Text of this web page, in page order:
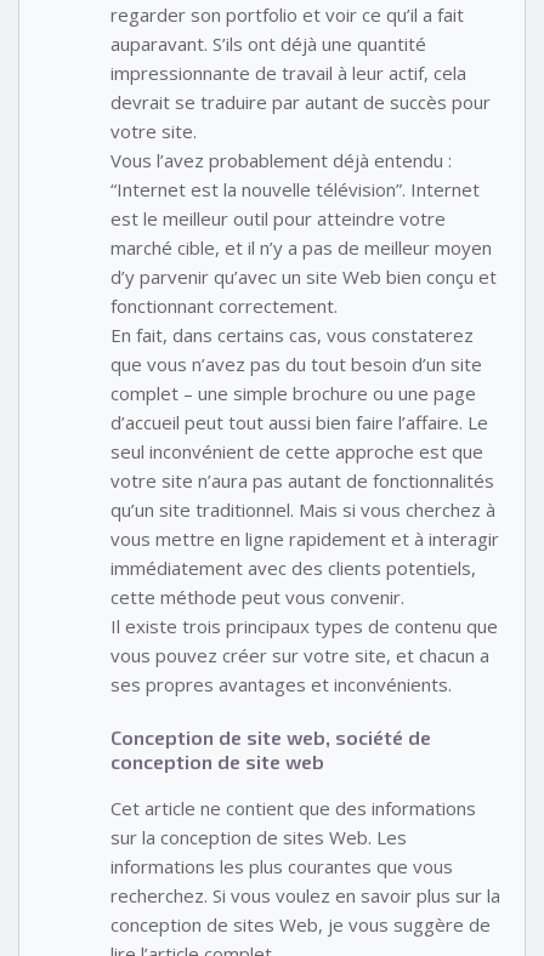
regarder son portfolio et voir ce qu’il a fait
auparavant. S’ils ont déjà une quantité
impressionnante de travail à leur actif, cela
devrait se traduire par autant de succès pour
votre site.
Vous l’avez probablement déjà entendu :
“Internet est la nouvelle télévision”. Internet
est le meilleur outil pour atteindre votre
marché cible, et il n’y a pas de meilleur moyen
d’y parvenir qu’avec un site Web bien conçu et
fonctionnant correctement.
En fait, dans certains cas, vous constaterez
que vous n’avez pas du tout besoin d’un site
complet – une simple brochure ou une page
d’accueil peut tout aussi bien faire l’affaire. Le
seul inconvénient de cette approche est que
votre site n’aura pas autant de fonctionnalités
qu’un site traditionnel. Mais si vous cherchez à
vous mettre en ligne rapidement et à interagir
immédiatement avec des clients potentiels,
cette méthode peut vous convenir.
Il existe trois principaux types de contenu que
vous pouvez créer sur votre site, et chacun a
ses propres avantages et inconvénients.
Conception de site web, société de
conception de site web
Cet article ne contient que des informations
sur la conception de sites Web. Les
informations les plus courantes que vous
recherchez. Si vous voulez en savoir plus sur la
conception de sites Web, je vous suggère de